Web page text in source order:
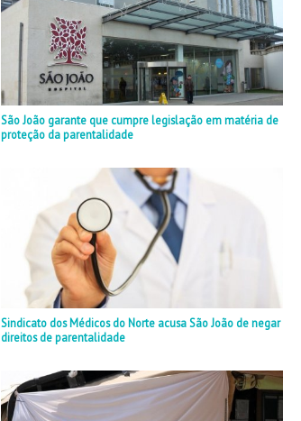
São João garante que cumpre legislação em matéria de
proteção da parentalidade
Sindicato dos Médicos do Norte acusa São João de negar
direitos de parentalidade